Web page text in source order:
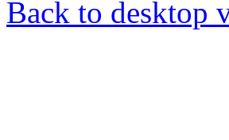
Back to desktop